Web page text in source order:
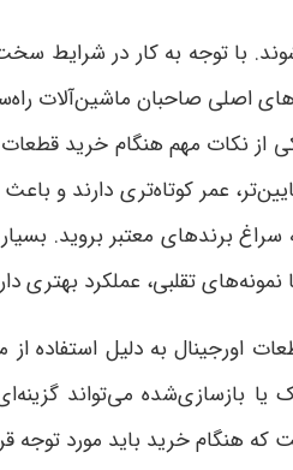
با توجه به کار در شرایط
اصلی صاحبان ماشین‌آلات
از نکات مهم هنگام خرید قطعات
عمر کوتاه‌تری دارند و
برندهای معتبر بروید.
نمونه‌های تقلبی، عملکرد بهتری
به دلیل استفاده از
بازسازی‌شده می‌تواند
هنگام خرید باید مورد توجه